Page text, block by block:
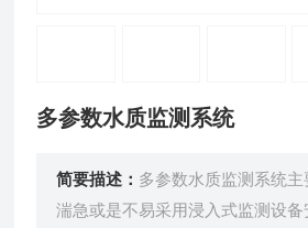
多参数水质监测系统
简要描述： 多参数水质监测系统
湍急或是不易采用浸入式监测设备